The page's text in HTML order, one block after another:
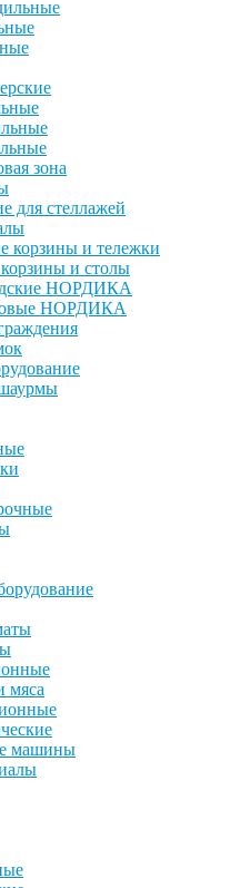
зона
для стеллажей
корзины и тележки
и столы
НОРДИКА
НОРДИКА
мяса
машины